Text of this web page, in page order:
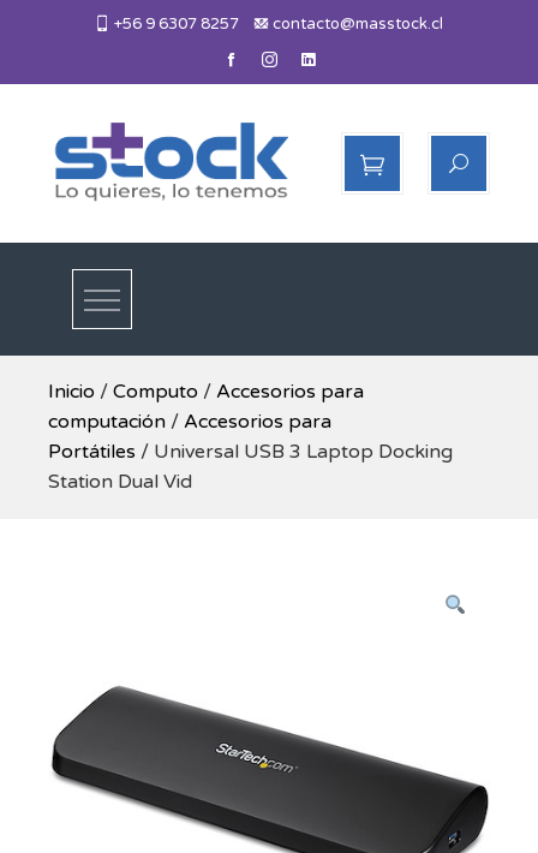
+56 9 6307 8257 contacto@masstock.cl
Más Stock
Inicio / Computo / Accesorios para
computación / Accesorios para
Portátiles / Universal USB 3 Laptop Docking
Station Dual Vid